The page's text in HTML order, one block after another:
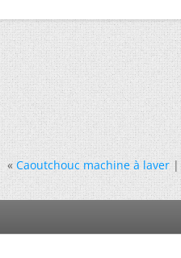
« Caoutchouc machine à laver